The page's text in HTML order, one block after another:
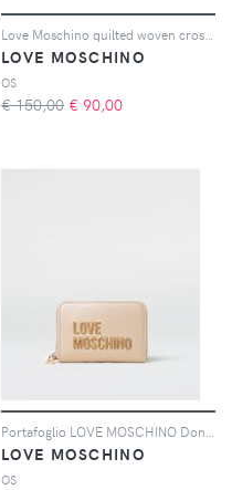
LOVE MOSCHINO
OS
€ 150,00 € 90,00
LOVE MOSCHINO
OS